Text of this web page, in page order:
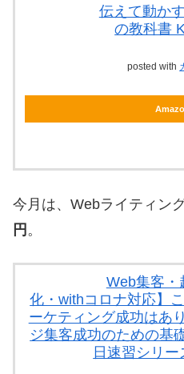
伝えて動か
の教科書
posted with
今月は、Webライティン
円 。
Web集客・
化・withコロナ対応】
ーケティング成功はあ
ジ集客成功のための基
日速習シリー